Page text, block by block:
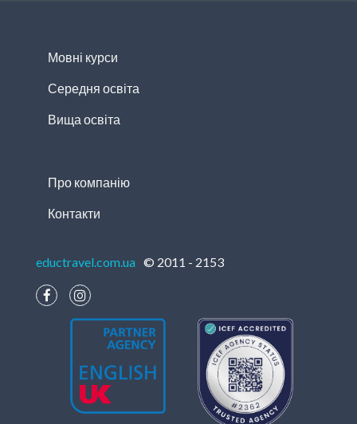
Мовні курси
Середня освіта
Вища освіта
Про компанію
Контакти
eductravel.com.ua © 2011 - 2153